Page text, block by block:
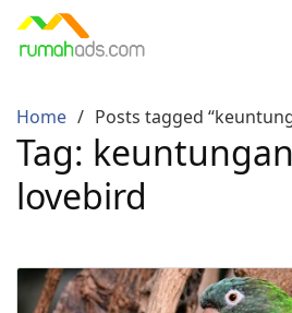
Skip
Home Posts tagged
Tag:
lovebird